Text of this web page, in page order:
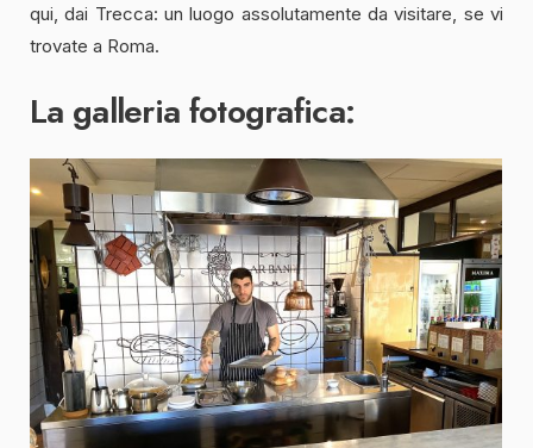
qui, dai Trecca: un luogo assolutamente da visitare, se vi
trovate a Roma.
La galleria fotografica: